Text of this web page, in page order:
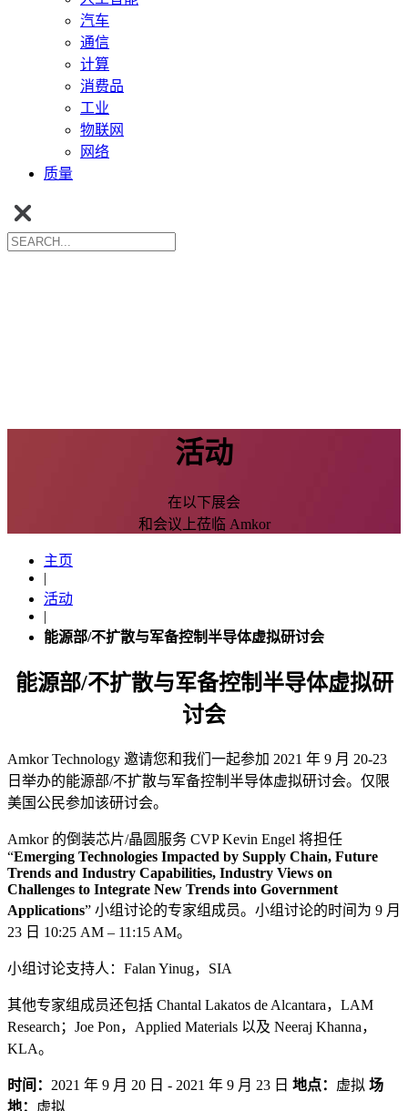
汽车
通信
计算
消费品
工业
物联网
网络
质量
活动
在以下展会
和会议上莅临 Amkor
主页
|
活动
|
能源部/不扩散与军备控制半导体虚拟研讨会
能源部/不扩散与军备控制半导体虚拟研
讨会
Amkor Technology 邀请您和我们一起参加 2021 年 9 月 20-23
日举办的能源部/不扩散与军备控制半导体虚拟研讨会。仅限
美国公民参加该研讨会。
Amkor 的倒装芯片/晶圆服务 CVP Kevin Engel 将担任
“Emerging Technologies Impacted by Supply Chain, Future
Trends and Industry Capabilities, Industry Views on
Challenges to Integrate New Trends into Government
Applications” 小组讨论的专家组成员。小组讨论的时间为 9 月
23 日 10:25 AM – 11:15 AM。
小组讨论支持人：Falan Yinug，SIA
其他专家组成员还包括 Chantal Lakatos de Alcantara，LAM
Research；Joe Pon，Applied Materials 以及 Neeraj Khanna，
KLA。
时间： 2021 年 9 月 20 日 - 2021 年 9 月 23 日 地点： 虚拟 场
地： 虚拟